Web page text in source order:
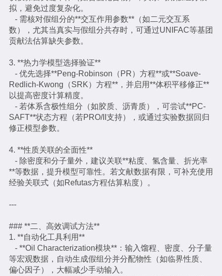
拟，避免过度复杂化。
- 需核对假组分的**交互作用参数**（如二元交互系
数），尤其当真实与假组分共存时，可通过UNIFAC等基团
贡献法估算缺失参数。
3. **热力学模型选择验证**
- 优先选择**Peng-Robinson（PR）方程**或**Soave-
Redlich-Kwong（SRK）方程**，并启用**体积平移修正**
以提高密度计算精度。
- 若体系含极性组分（如胶质、沥青质），可尝试**PC-
SAFT**状态方程（若PRO/II支持），或通过实验数据回归
修正模型参数。
4. **性质关联的全面性**
- 除密度和分子量外，建议关联**粘度、氢含量、折光率
**等数据，提升模型可靠性。若文献数据有限，可补充使用
经验关联式（如Refutas方程估算粘度）。
---
### **二、高效调试方法**
1. **自动化工具利用**
- **Oil Characterization模块**：输入馏程、密度、分子量
等宏观数据，自动生成假组分并分配物性（如临界性质、
偏心因子），大幅减少手动输入。